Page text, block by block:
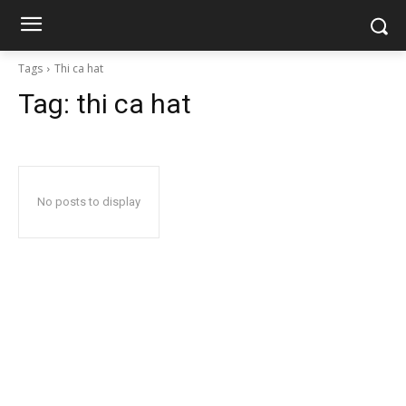
Tags Thi ca hat
Tag: thi ca hat
No posts to display